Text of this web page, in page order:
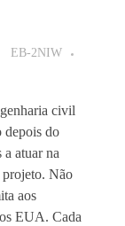
EB-2NIW
civil
depois do
atuar na
projeto. Não
aos
EUA. Cada